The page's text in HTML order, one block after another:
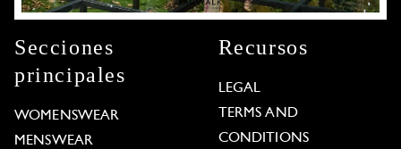
Secciones
principales
WOMENSWEAR
MENSWEAR
Recursos
LEGAL
TERMS AND
CONDITIONS